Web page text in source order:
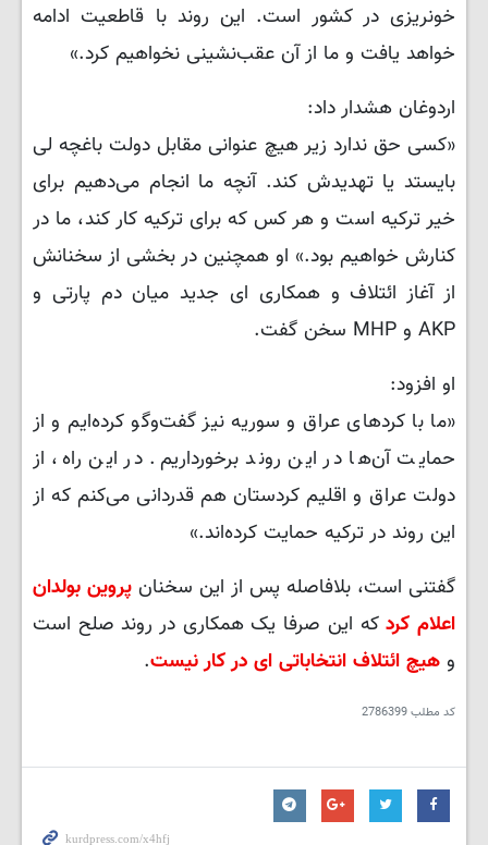
خونریزی در کشور است. این روند با قاطعیت ادامه
خواهد یافت و ما از آن عقب‌نشینی نخواهیم کرد.»
اردوغان هشدار داد:
«کسی حق ندارد زیر هیچ عنوانی مقابل دولت باغچه لی
بایستد یا تهدیدش کند. آنچه ما انجام می‌دهیم برای
خیر ترکیه است و هر کس که برای ترکیه کار کند، ما در
کنارش خواهیم بود.» او همچنین در بخشی از سخنانش
از آغاز ائتلاف و همکاری ای جدید میان دم پارتی و
AKP و MHP سخن گفت.
او افزود:
«ما با کردهای عراق و سوریه نیز گفت‌وگو کرده‌ایم و از
حمایت آن‌ها در این روند برخورداریم. در این راه، از
دولت عراق و اقلیم کردستان هم قدردانی می‌کنم که از
این روند در ترکیه حمایت کرده‌اند.»
گفتنی است، بلافاصله پس از این سخنان پروین بولدان
اعلام کردکه این صرفا یک همکاری در روند صلح است
و هیچ ائتلاف انتخاباتی ای در کار نیست.
کد مطلب2786399